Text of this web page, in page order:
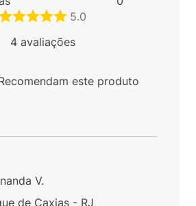
5.0
4avaliações
este produto
V.
de Caxias - RJ